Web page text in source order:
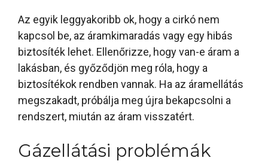
Az egyik leggyakoribb ok, hogy a cirkó nem
kapcsol be, az áramkimaradás vagy egy hibás
biztosíték lehet. Ellenőrizze, hogy van-e áram a
lakásban, és győződjön meg róla, hogy a
biztosítékok rendben vannak. Ha az áramellátás
megszakadt, próbálja meg újra bekapcsolni a
rendszert, miután az áram visszatért.
Gázellátási problémák